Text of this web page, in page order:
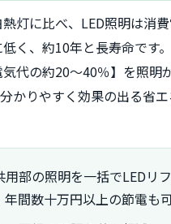
灯に比べ、LED照明は消
く、約10年と長寿命です。
代の約20〜40％】を照明
かりやすく効果の出る省
用部の照明を一括でLEDリ
年間数十万円以上の節電も